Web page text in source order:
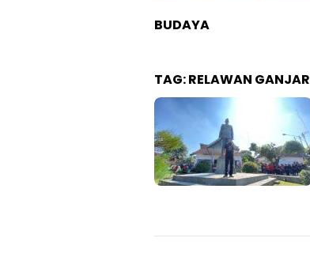
BUDAYA
TAG:RELAWAN GANJAR